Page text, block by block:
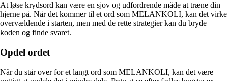
At løse krydsord kan være en sjov og udfordrende måde at træne din
hjerne på. Når det kommer til et ord som MELANKOLI, kan det virke
overvældende i starten, men med de rette strategier kan du bryde
koden og finde svaret.
Opdel ordet
Når du står over for et langt ord som MELANKOLI, kan det være